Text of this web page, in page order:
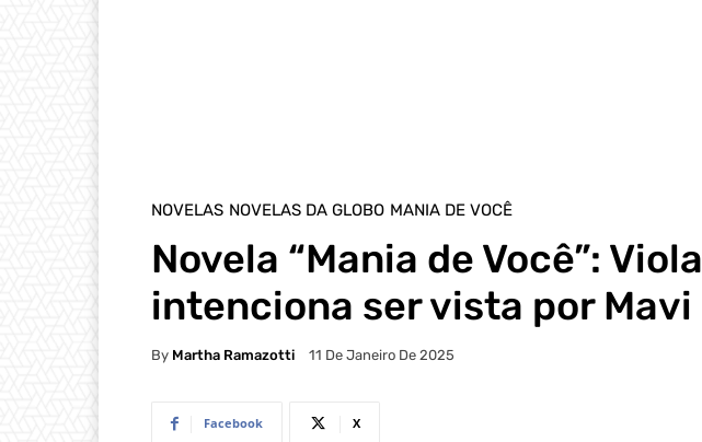
NOVELAS NOVELAS DA GLOBO MANIA DE VOCÊ
Novela “Mania de Você”: Viola
intenciona ser vista por Mavi
By Martha Ramazotti 11 De Janeiro De 2025
Facebook X